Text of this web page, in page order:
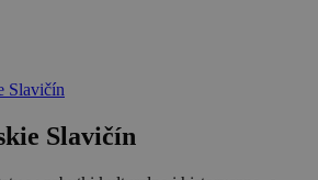
Slavičín
Slavičín